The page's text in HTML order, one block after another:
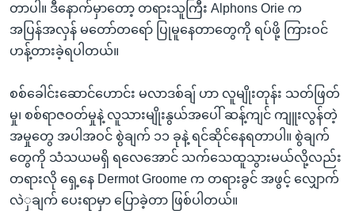
တာပါ။ ဒီနောက်မှာတော့ တရားသူကြီး Alphons Orie က
အပြန်အလှန် မတော်တရော် ပြုမူနေတာတွေကို ရပ်ဖို့ ကြားဝင်
ဟန့်တားခဲ့ရပါတယ်။
စစ်ခေါင်းဆောင်ဟောင်း မလာဒစ်ချ် ဟာ လူမျိုးတုန်း သတ်ဖြတ်
မှု၊ စစ်ရာဇဝတ်မှုနဲ့ လူသားမျိုးနွယ်အပေါ် ဆန့်ကျင် ကျူးလွန်တဲ့
အမှုတွေ အပါအဝင် စွဲချက် ၁၁ ခုနဲ့ ရင်ဆိုင်နေရတာပါ။ စွဲချက်
တွေကို သံသယမရှိ ရလေအောင် သက်သေထူသွားမယ်လို့လည်း
တရားလို ရှေ့နေ Dermot Groome က တရားခွင် အဖွင့် လျှောက်
လဲှချက် ပေးရာမှာ ပြောခဲ့တာ ဖြစ်ပါတယ်။